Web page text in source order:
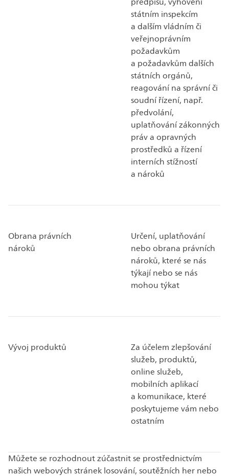
státním inspekcím
a dalším vládním či
veřejnoprávním
požadavkům
a požadavkům dalších
státních orgánů,
reagování na správní či
soudní řízení, např.
předvolání,
uplatňování zákonných
práv a opravných
prostředků a řízení
interních stížností
a nároků
Obrana právních
nároků
Určení, uplatňování
nebo obrana právních
nároků, které se nás
týkají nebo se nás
mohou týkat
Vývoj produktů
Za účelem zlepšování
služeb, produktů,
online služeb,
mobilních aplikací
a komunikace, které
poskytujeme vám nebo
ostatním
Můžete se rozhodnout zúčastnit se prostřednictvím
našich webových stránek losování, soutěžních her nebo